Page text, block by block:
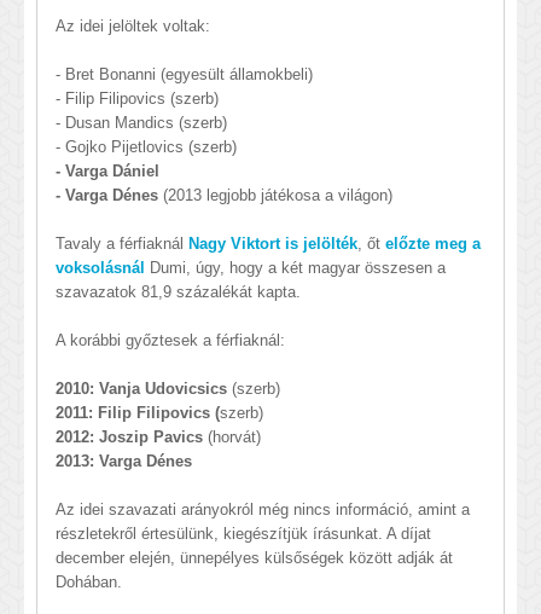
Az idei jelöltek voltak:
- Bret Bonanni (egyesült államokbeli)
- Filip Filipovics (szerb)
- Dusan Mandics (szerb)
- Gojko Pijetlovics (szerb)
- Varga Dániel
- Varga Dénes (2013 legjobb játékosa a világon)
Tavaly a férfiaknál Nagy Viktort is jelölték , őt előzte meg a
voksolásnál
Dumi, úgy, hogy a két magyar összesen a
szavazatok 81,9 százalékát kapta.
A korábbi győztesek a férfiaknál:
2010: Vanja Udovicsics (szerb)
2011: Filip Filipovics (szerb)
2012: Joszip Pavics (horvát)
2013: Varga Dénes
Az idei szavazati arányokról még nincs információ, amint a
részletekről értesülünk, kiegészítjük írásunkat. A díjat
december elején, ünnepélyes külsőségek között adják át
Dohában.